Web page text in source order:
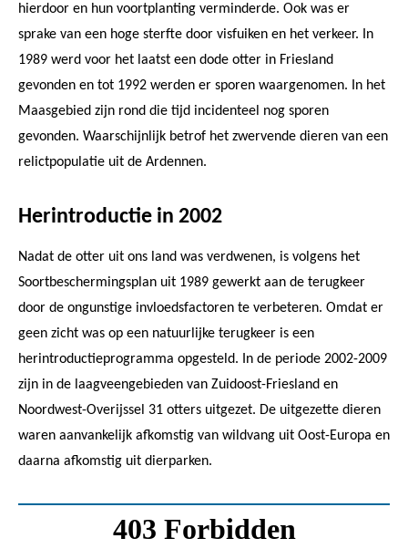
hierdoor en hun voortplanting verminderde. Ook was er
sprake van een hoge sterfte door visfuiken en het verkeer. In
1989 werd voor het laatst een dode otter in Friesland
gevonden en tot 1992 werden er sporen waargenomen. In het
Maasgebied zijn rond die tijd incidenteel nog sporen
gevonden. Waarschijnlijk betrof het zwervende dieren van een
relictpopulatie uit de Ardennen.
Herintroductie in 2002
Nadat de otter uit ons land was verdwenen, is volgens het
Soortbeschermingsplan uit 1989 gewerkt aan de terugkeer
door de ongunstige invloedsfactoren te verbeteren. Omdat er
geen zicht was op een natuurlijke terugkeer is een
herintroductieprogramma opgesteld. In de periode 2002-2009
zijn in de laagveengebieden van Zuidoost-Friesland en
Noordwest-Overijssel 31 otters uitgezet. De uitgezette dieren
waren aanvankelijk afkomstig van wildvang uit Oost-Europa en
daarna afkomstig uit dierparken.